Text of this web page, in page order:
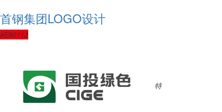
首钢集团LOGO设计
#E90112
特